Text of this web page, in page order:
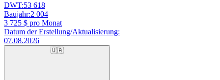
DWT:53 618
Baujahr:2 004
3 725 $ pro Monat
Datum der Erstellung/Aktualisierung:
07.08.2026
🇺🇦